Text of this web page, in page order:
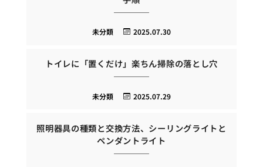
2025.07.30
未分類
トイレに「置くだけ」楽ちん掃除の落とし穴
2025.07.29
未分類
照明器具の種類と交換方法、シーリングライトと
ペンダントライト